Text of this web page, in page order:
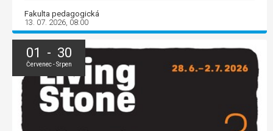
Fakulta pedagogická
13. 07. 2026, 08:00
01 - 30
Červenec - Srpen